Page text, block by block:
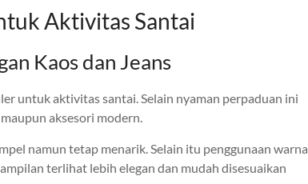
Aktivitas Santai
Kaos dan Jeans
untuk aktivitas santai. Selain nyaman perpaduan ini
aksesori modern.
namun tetap menarik. Selain itu penggunaan warna
terlihat lebih elegan dan mudah disesuaikan